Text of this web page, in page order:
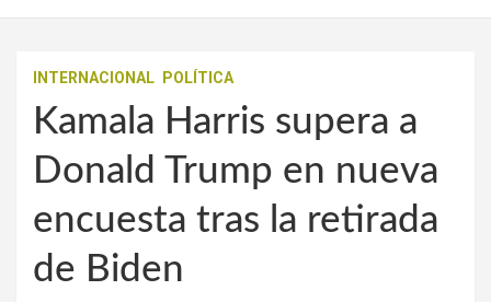
INTERNACIONAL POLÍTICA
Kamala Harris supera a
Donald Trump en nueva
encuesta tras la retirada
de Biden